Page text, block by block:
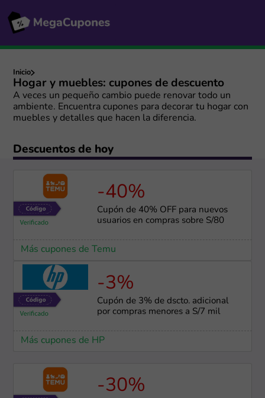
Inicio
Hogar y muebles: cupones de descuento
A veces un pequeño cambio puede renovar todo un
ambiente. Encuentra cupones para decorar tu hogar con
muebles y detalles que hacen la diferencia.
Descuentos de hoy
-40%
Cupón de 40% OFF para nuevos
usuarios en compras sobre S/80
Más cupones de Temu
-3%
Cupón de 3% de dscto. adicional
por compras menores a S/7 mil
Más cupones de HP
-30%